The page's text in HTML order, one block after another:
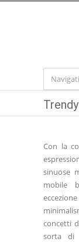
Trendy
Con la
sinuose
mobile
concetti
sorta di